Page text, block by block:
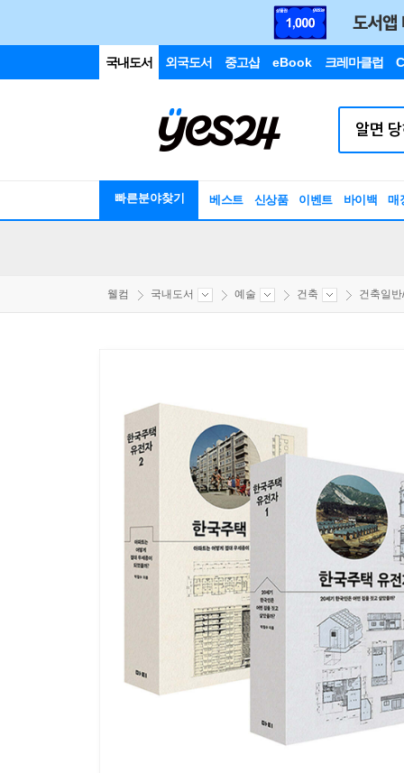
국내도서 외국도서 중고샵 eBook 크레마클럽
빠른분야찾기 베스트 신상품 이벤트 바이백 매
웰컴 국내도서 예술 건축 건축일